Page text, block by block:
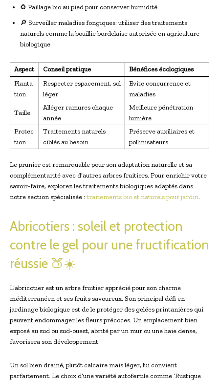
♻️ Paillage bio au pied pour conserver humidité
🔎 Surveiller maladies fongiques: utiliser des traitements
naturels comme la bouillie bordelaise autorisée en agriculture
biologique
Aspect Conseil pratique
Bénéfices écologiques
Planta
tion
Respecter espacement, sol
léger
Evite concurrence et
maladies
Taille
Alléger ramures chaque
année
Meilleure pénétration
lumière
Protec
tion
Traitements naturels
ciblés au besoin
Préserve auxiliaires et
pollinisateurs
Le prunier est remarquable pour son adaptation naturelle et sa
complémentarité avec d’autres arbres fruitiers. Pour enrichir votre
savoir-faire, explorez les traitements biologiques adaptés dans
notre section spécialisée : traitements bio et naturels pour jardin.
Abricotiers : soleil et protection
contre le gel pour une fructification
réussie 🍑☀️
L’abricotier est un arbre fruitier apprécié pour son charme
méditerranéen et ses fruits savoureux. Son principal défi en
jardinage biologique est de le protéger des gelées printanières qui
peuvent endommager les fleurs précoces. Un emplacement bien
exposé au sud ou sud-ouest, abrité par un mur ou une haie dense,
favorisera son développement.
Un sol bien drainé, plutôt calcaire mais léger, lui convient
parfaitement. Le choix d’une variété autofertile comme ‘Rustique